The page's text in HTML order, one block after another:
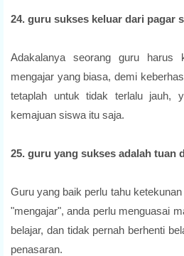
24. guru sukses keluar dari pagar
Adakalanya seorang guru harus
mengajar yang biasa, demi
tetaplah untuk tidak terlalu jauh,
kemajuan siswa itu saja.
25. guru yang sukses adalah tuan
Guru yang baik perlu tahu
"mengajar", anda perlu menguasai
belajar, dan tidak pernah berhenti
penasaran.